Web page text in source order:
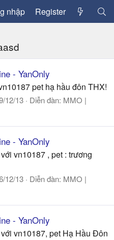
nhập Register
- YanOnly
pet hạ hầu đôn THX!
12/13 Diễn đàn: MMO |
- YanOnly
vn10187 , pet : trương
12/13 Diễn đàn: MMO |
- YanOnly
vn10187, pet Hạ Hầu Đôn